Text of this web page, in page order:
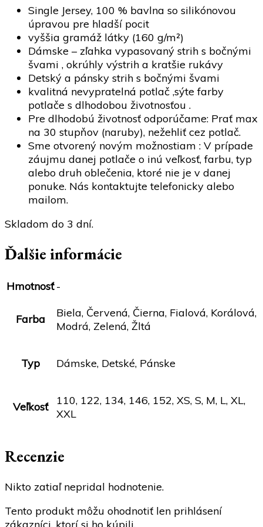
Single Jersey, 100 % bavlna so silikónovou
úpravou pre hladší pocit
vyššia gramáž látky (160 g/m²)
Dámske – zľahka vypasovaný strih s bočnými
švami , okrúhly výstrih a kratšie rukávy
Detský a pánsky strih s bočnými švami
kvalitná nevypratelná potlač ,sýte farby
potlače s dlhodobou životnosťou .
Pre dlhodobú životnosť odporúčame: Prať max
na 30 stupňov (naruby), nežehliť cez potlač.
Sme otvorený novým možnostiam : V prípade
záujmu danej potlače o inú veľkosť, farbu, typ
alebo druh oblečenia, ktoré nie je v danej
ponuke. Nás kontaktujte telefonicky alebo
mailom.
Skladom do 3 dní.
Ďalšie informácie
Hmotnosť -
Farba
Biela, Červená, Čierna, Fialová, Korálová,
Modrá, Zelená, Žltá
Typ Dámske, Detské, Pánske
Veľkosť
110, 122, 134, 146, 152, XS, S, M, L, XL,
XXL
Recenzie
Nikto zatiaľ nepridal hodnotenie.
Tento produkt môžu ohodnotiť len prihlásení
zákazníci, ktorí si ho kúpili.